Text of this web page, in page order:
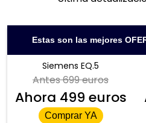
Estas son las mejores
Siemens EQ.5
Antes699 euros
Ahora 499 euros
Comprar YA